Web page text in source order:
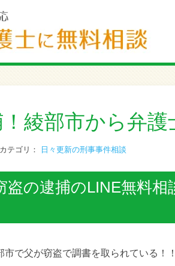
綾部市から弁護
カテゴリ： 日々更新の刑事事件相談
盗の逮捕のLINE無料
市で父が窃盗で調書を取られている！！